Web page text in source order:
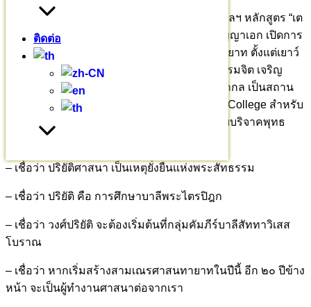
ติดต่อ
จัดการศึกษาบาลีพระไตรปิฎก อรรถกถา ฎีกา ฯลฯ หลักสูตร “เต
ปิฏกบาลีศากยสีหะ” ตั้งแต่ขั้นพื้นฐาน จนถึงปริญญาเอก เปิดการ
เรียนสอน Pali English Program สร้างศาสนทายาท ตั้งแต่เยาว์
วัย เพื่อให้เข้าถึงพระไตรปิฎกอย่างจริงจัง ฝึกอบรมจิต เจริญ
ปัญญา ด้วยพระกรรมฐานเผยแผ่พระศาสนาสู่สากล เป็นสถาน
ศึกษา International Pali Siha Samanera King College สำหรับ
สามเณรแห่งแรกในประเทศไทย สร้างด้วยปัจจัยบริจาคพุทธ
บริษัท สร้างขึ้นด้วยศรัทธา ความเชื่อ
– เชื่อว่า ปริยัติศาสนา เป็นเหตุยั่งยืนแห่งพระสัทธรรม
– เชื่อว่า ปริยัติ คือ การศึกษาบาลีพระไตรปิฎก
– เชื่อว่า วงศ์ปริยัติ จะต้องเริ่มต้นที่กลุ่มคัมภีร์บาลีสัททาวิเสส
โบราณ
– เชื่อว่า หากเริ่มสร้างสามเณรศาสนทายาทในปีนี้ อีก ๒๐ ปีข้าง
หน้า จะเป็นผู้ทำงานศาสนาต่อจากเรา